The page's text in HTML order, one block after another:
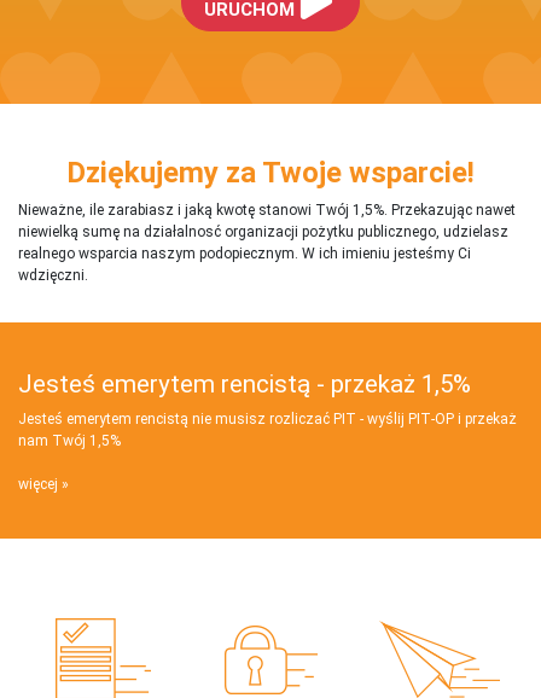
URUCHOM
Dziękujemy za Twoje wsparcie!
Nieważne, ile zarabiasz i jaką kwotę stanowi Twój 1,5%. Przekazując nawet
niewielką sumę na działalnosć organizacji pożytku publicznego, udzielasz
realnego wsparcia naszym podopiecznym. W ich imieniu jesteśmy Ci
wdzięczni.
Jesteś emerytem rencistą - przekaż 1,5%
Jesteś emerytem rencistą nie musisz rozliczać PIT - wyślij PIT‑OP i przekaż
nam Twój 1,5%
więcej